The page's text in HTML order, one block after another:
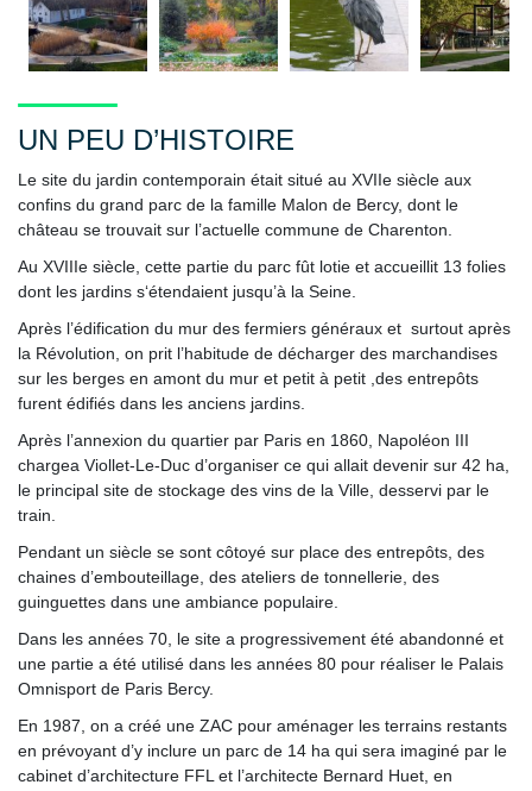
Next
UN PEU D’HISTOIRE
Le site du jardin contemporain était situé au XVIIe siècle aux
confins du grand parc de la famille Malon de Bercy, dont le
château se trouvait sur l’actuelle commune de Charenton.
Au XVIIIe siècle, cette partie du parc fût lotie et accueillit 13 folies
dont les jardins s‘étendaient jusqu’à la Seine.
Après l’édification du mur des fermiers généraux et surtout après
la Révolution, on prit l’habitude de décharger des marchandises
sur les berges en amont du mur et petit à petit ,des entrepôts
furent édifiés dans les anciens jardins.
Après l’annexion du quartier par Paris en 1860, Napoléon III
chargea Viollet-Le-Duc d’organiser ce qui allait devenir sur 42 ha,
le principal site de stockage des vins de la Ville, desservi par le
train.
Pendant un siècle se sont côtoyé sur place des entrepôts, des
chaines d’embouteillage, des ateliers de tonnellerie, des
guinguettes dans une ambiance populaire.
Dans les années 70, le site a progressivement été abandonné et
une partie a été utilisé dans les années 80 pour réaliser le Palais
Omnisport de Paris Bercy.
En 1987, on a créé une ZAC pour aménager les terrains restants
en prévoyant d’y inclure un parc de 14 ha qui sera imaginé par le
cabinet d’architecture FFL et l’architecte Bernard Huet, en